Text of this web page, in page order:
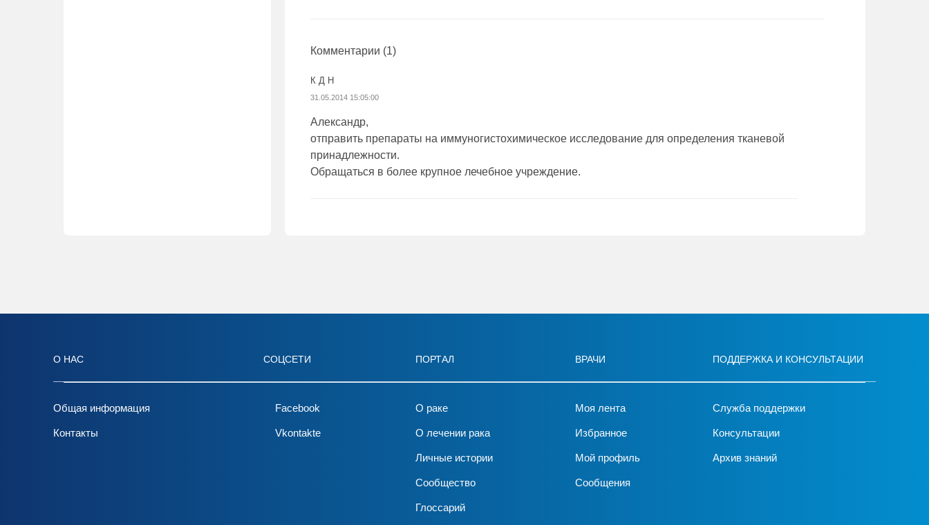
Комментарии (1)
К Д Н
31.05.2014 15:05:00
Александр,
отправить препараты на иммуногистохимическое исследование для определения тканевой
принадлежности.
Обращаться в более крупное лечебное учреждение.
О НАС
Общая информация
Контакты
СОЦСЕТИ
Facebook
Vkontakte
ПОРТАЛ
О раке
О лечении рака
Личные истории
Сообщество
Глоссарий
ВРАЧИ
Моя лента
Избранное
Мой профиль
Сообщения
ПОДДЕРЖКА И КОНСУЛЬТАЦИИ
Служба поддержки
Консультации
Архив знаний